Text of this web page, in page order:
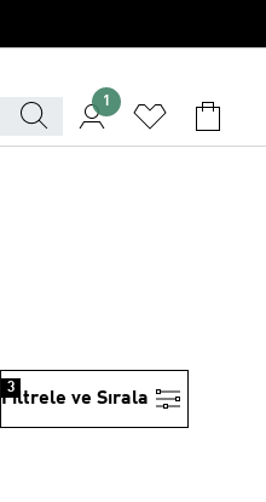
1
Filtrele ve Sırala
3